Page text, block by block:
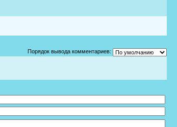
Порядок вывода комментариев: